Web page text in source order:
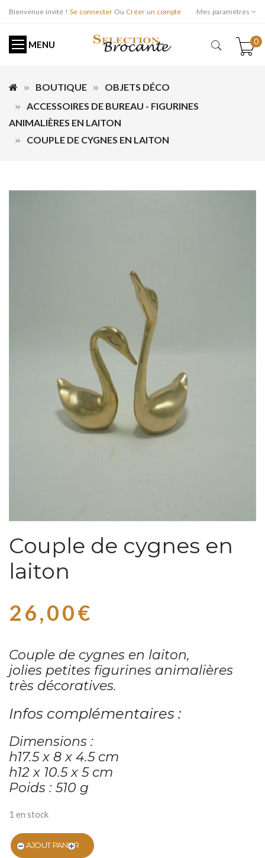
Bienvenue invité ! Se connecter Ou Créer un compte Mes paramètres
MENU 0
BOUTIQUE
OBJETS DÉCO
ACCESSOIRES DE BUREAU - FIGURINES
ANIMALIÈRES EN LAITON
COUPLE DE CYGNES EN LAITON
Couple de cygnes en
laiton
26,00€
Couple de cygnes en laiton,
jolies petites figurines animalières
très décoratives.
Infos complémentaires :
Dimensions :
h17.5 x 8 x 4.5 cm
h12 x 10.5 x 5 cm
Poids : 510 g
1 en stock
AJOUT PANIER